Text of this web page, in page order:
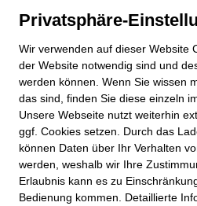
Privatsphäre-
Wir verwenden auf dieser Website
der Website notwendig sind und
werden können. Wenn Sie wissen
das sind, finden Sie diese einzeln
Unsere Webseite nutzt weiterhin
ggf. Cookies setzen. Durch das
können Daten über Ihr Verhalten
werden, weshalb wir Ihre
Erlaubnis kann es zu
Bedienung kommen. Detaillierte